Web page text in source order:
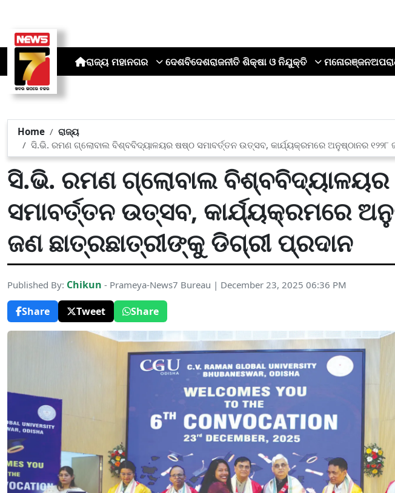
ରାଜ୍ୟ ମହାନଗର ଦେଶବିଦେଶରାଜନୀତି ଶିକ୍ଷା ଓ ନିଯୁକ୍ତି ମନୋରଞ୍ଜନ
Home
ରାଜ୍ୟ
ସି.ଭି. ରମଣ ଗ୍ଲୋବାଲ ବିଶ୍ବବିଦ୍ୟାଳୟର ଷଷ୍ଠ ସମାବର୍ତ୍ତନ ଉତ୍ସବ, କାର୍ଯ୍ୟକ୍ରମରେ ଅନୁଷ୍ଠାନର ୧୨୨୮
ସି.ଭି. ରମଣ ଗ୍ଲୋବାଲ
ସମାବର୍ତ୍ତନ ଉତ୍ସବ, କାର୍ଯ୍ୟକ୍ରମରେ
ଜଣ ଛାତ୍ରଛାତ୍ରୀଙ୍କୁ ଡିଗ୍ରୀ ପ୍ରଦାନ
Published By: Chikun - Prameya-News7 Bureau | December 23, 2025 06:36 PM
Share
Tweet Share